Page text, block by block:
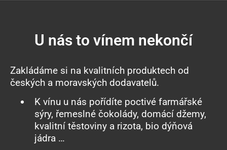
U nás to vínem nekončí
Zakládáme si na kvalitních produktech od
českých a moravských dodavatelů.
K vínu u nás pořídíte poctivé farmářské
sýry, řemeslné čokolády, domácí džemy,
kvalitní těstoviny a rizota, bio dýňová
jádra …